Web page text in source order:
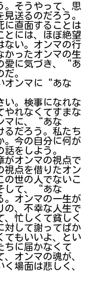
そうやって、思
送るのだろう。
直面することは
とには、ほぼ絶望
ない。オンマの行
かったオンマの生
愛に気づき、“あ
。
オンマに“あな
い。検事になれな
やれなくてすまな
マに、“あな
だろう。私たち
。今の自分に何が
をしよう。
がオンマの視点で
視点を借りたオン
の世の人でないこ
して、“あな
。オンマの一生が
の、不幸な人生で
、忙しくて貧しく
対して謝ってばか
もいいよ、とい
に届かなくて
オンマの魂が、
場面は悲しく、